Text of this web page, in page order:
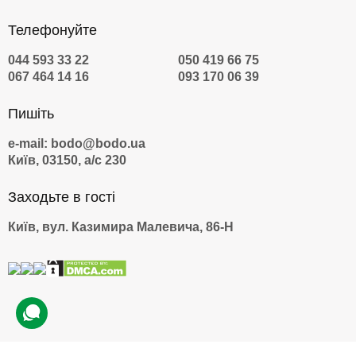
Вважаєте, що такий подарунок точно сподобатися друзям і
рекомендуємо ознайомитися з наступними моментами:
Сертифікат необхідно використати протягом 9 місяців з моменту
покупки.
подібний подарунок тільки зіпсує настрій всієї компанії.
Щоб скористатися сертифікатом, необхідно буде пройти
активацію на сайті компанії bodo, та визначитися з датою, коли
хочете відвідати контактний зоопарк.
необмежений час. Також, доступні сертифікати на двох.
серпень 2026)
Товар
Телефонуйте
044 593 33 22
050 419 66 75
067 464 14 16
093 170 06 39
Пишіть
e-mail: bodo@bodo.ua
Київ, 03150, а/с 230
Заходьте в гості
Київ, вул. Казимира Малевича, 86-Н